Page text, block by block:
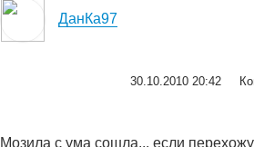
ДанКа97
30.10.2010 20:42
Мозила с ума сошла... если